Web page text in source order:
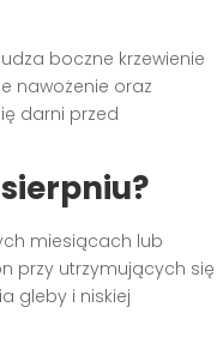
boczne krzewienie
nawożenie oraz
darni przed
miesiącach lub
przy utrzymujących się
gleby i niskiej